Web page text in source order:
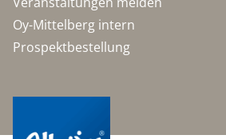
Oy-Mittelberg intern
Prospektbestellung